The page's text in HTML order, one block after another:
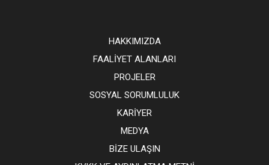
HAKKIMIZDA
FAALİYET ALANLARI
PROJELER
SOSYAL SORUMLULUK
KARİYER
MEDYA
BİZE ULAŞIN